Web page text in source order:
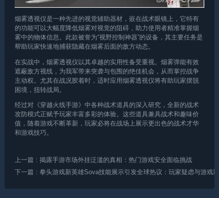
烟雾透视仪是一种先进的视觉辅助器材，嵌在战术眼镜上，它特有
的功能可以大幅度降低烟雾对视觉的阻碍，助力使用者精准掌握烟
雾中的物体信息。此款被誉为“视野控制神器”的设备，其主要任务是
帮助玩家快速地捕获隐藏在烟雾后面的敌方动态。
在实战中，烟雾透视仪以其卓越的实用性备受重视。烟雾弹能有效
遮蔽敌方视线，为我军带来突袭与包围的绝佳机会，从而掌控战争
主动权。尤其在战况胶着时，适时应用烟雾透视仪将有助玩家摆脱
困境，扭转战局。
经过对《穿越火线手游》中各种战术道具的深入研究，全新的战术
攻防模式正赋予玩家丰富多彩的体验。这些道具兼具战术和趣味价
值，随着游戏不断革新，玩家必将在战场上展示更出色的战术才华
和游戏技巧。
上一篇 : 揭露手游市场外挂泛滥的真相：热门游戏安全面临挑战
下一篇 : 拳头游戏新英雄Sova技能展示引发全球热议：玩家疑虑与游戏